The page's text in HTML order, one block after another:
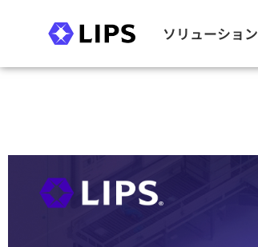
ソリューション